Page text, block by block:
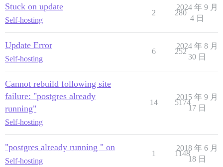
Stuck on update
Self-hosting
2 280
2024 年 9 月
4 日
Update Error
Self-hosting
6 252
2024 年 8 月
30 日
Cannot rebuild following site
failure: "postgres already
running"
Self-hosting
14 5174
2015 年 9 月
17 日
"postgres already running " on
Self-hosting
1 1148
2018 年 6 月
18 日